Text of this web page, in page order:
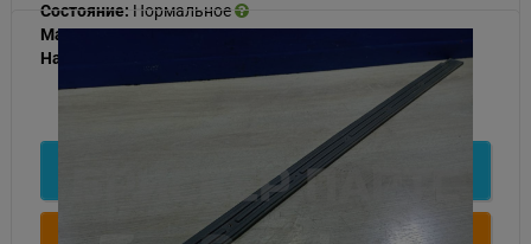
Состояние: Нормальное
Материал:Пластик
Наличие:
Подробнее